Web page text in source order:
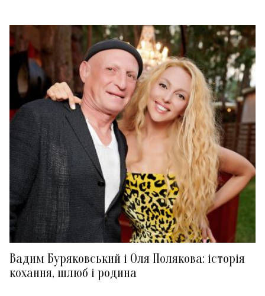
Вадим Буряковський і Оля Полякова: історія
кохання, шлюб і родина